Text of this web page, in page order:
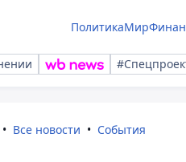
ПолитикаМир
Все новости События